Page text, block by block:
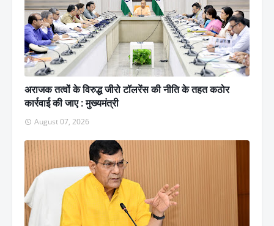
अराजक तत्वों के विरुद्ध जीरो टॉलरेंस की नीति के तहत कठोर
कार्रवाई की जाए : मुख्यमंत्री
August 07, 2026